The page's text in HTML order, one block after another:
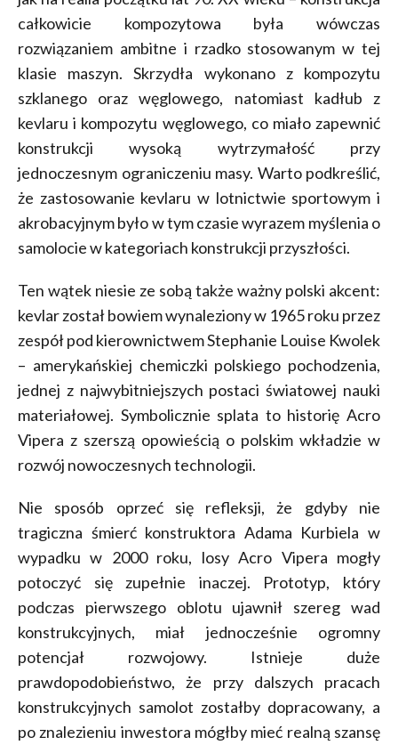
całkowicie kompozytowa była wówczas
rozwiązaniem ambitne i rzadko stosowanym w tej
klasie maszyn. Skrzydła wykonano z kompozytu
szklanego oraz węglowego, natomiast kadłub z
kevlaru i kompozytu węglowego, co miało zapewnić
konstrukcji wysoką wytrzymałość przy
jednoczesnym ograniczeniu masy. Warto podkreślić,
że zastosowanie kevlaru w lotnictwie sportowym i
akrobacyjnym było w tym czasie wyrazem myślenia o
samolocie w kategoriach konstrukcji przyszłości.
Ten wątek niesie ze sobą także ważny polski akcent:
kevlar został bowiem wynaleziony w 1965 roku przez
zespół pod kierownictwem Stephanie Louise Kwolek
– amerykańskiej chemiczki polskiego pochodzenia,
jednej z najwybitniejszych postaci światowej nauki
materiałowej. Symbolicznie splata to historię Acro
Vipera z szerszą opowieścią o polskim wkładzie w
rozwój nowoczesnych technologii.
Nie sposób oprzeć się refleksji, że gdyby nie
tragiczna śmierć konstruktora Adama Kurbiela w
wypadku w 2000 roku, losy Acro Vipera mogły
potoczyć się zupełnie inaczej. Prototyp, który
podczas pierwszego oblotu ujawnił szereg wad
konstrukcyjnych, miał jednocześnie ogromny
potencjał rozwojowy. Istnieje duże
prawdopodobieństwo, że przy dalszych pracach
konstrukcyjnych samolot zostałby dopracowany, a
po znalezieniu inwestora mógłby mieć realną szansę